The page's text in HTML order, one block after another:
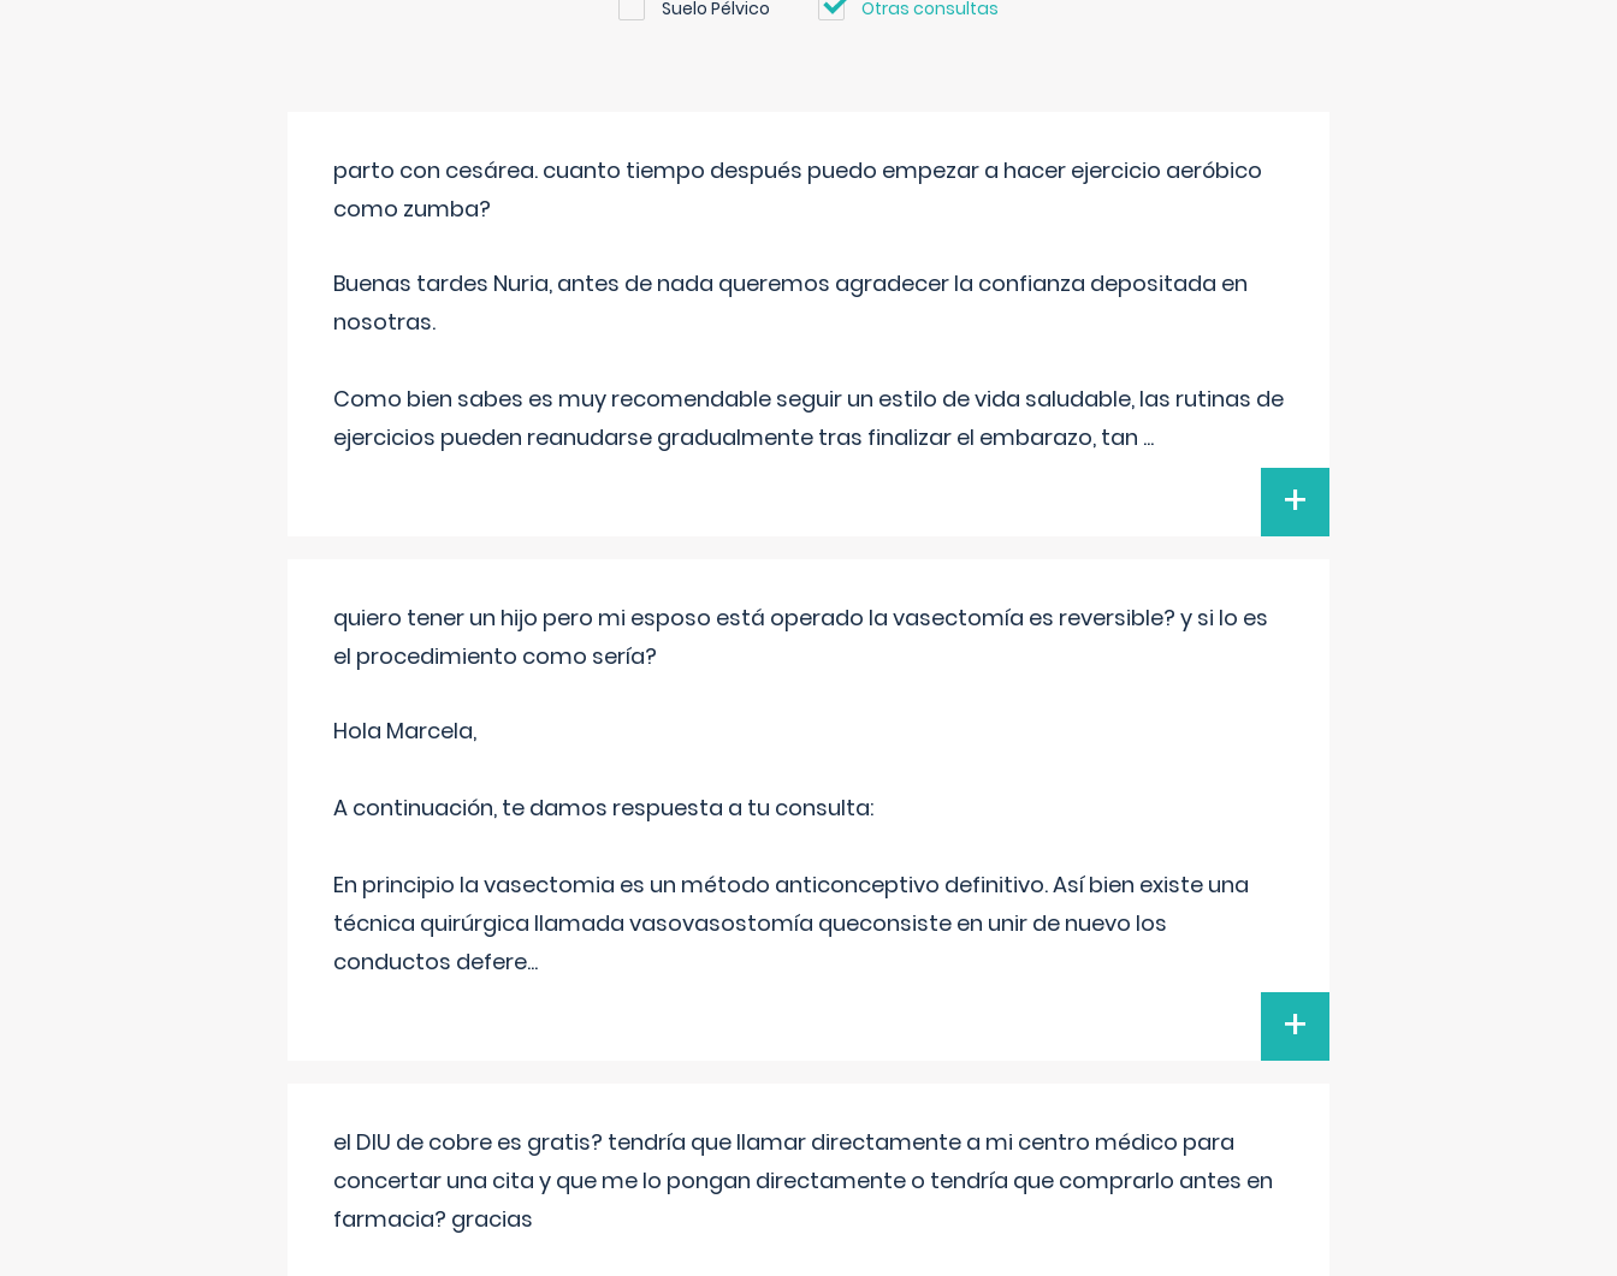
Suelo Pélvico Otras consultas
parto con cesárea. cuanto tiempo después puedo empezar a hacer ejercicio aeróbico
como zumba?
Buenas tardes Nuria, antes de nada queremos agradecer la confianza depositada en
nosotras.
Como bien sabes es muy recomendable seguir un estilo de vida saludable, las rutinas de
ejercicios pueden reanudarse gradualmente tras finalizar el embarazo, tan ...
+
quiero tener un hijo pero mi esposo está operado la vasectomía es reversible? y si lo es
el procedimiento como sería?
Hola Marcela,
A continuación, te damos respuesta a tu consulta:
En principio la vasectomia es un método anticonceptivo definitivo. Así bien existe una
técnica quirúrgica llamada vasovasostomía queconsiste en unir de nuevo los
conductos defere...
+
el DIU de cobre es gratis? tendría que llamar directamente a mi centro médico para
concertar una cita y que me lo pongan directamente o tendría que comprarlo antes en
farmacia? gracias